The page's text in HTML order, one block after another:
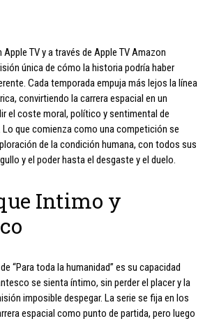
TV y a través de Apple TV Amazon
única de cómo la historia podría haber
Cada temporada empuja más lejos la línea
convirtiendo la carrera espacial en un
el coste moral, político y sentimental de
que comienza como una competición se
de la condición humana, con todos sus
y el poder hasta el desgaste y el duelo.
Intimo y
“Para toda la humanidad” es su capacidad
se sienta íntimo, sin perder el placer y la
imposible despegar. La serie se fija en los
espacial como punto de partida, pero luego